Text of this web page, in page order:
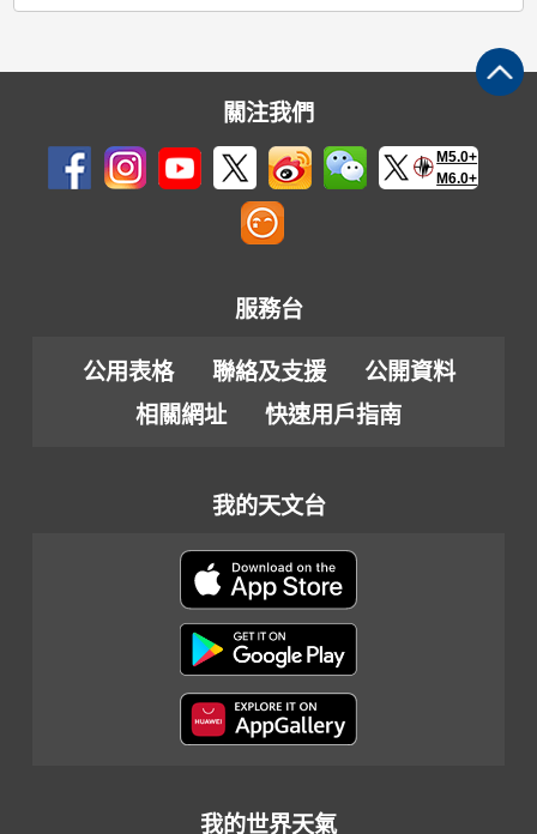
關注我們
M5.0+
M6.0+
服務台
公用表格 聯絡及支援
公開資料
相關網址
快速用戶指南
我的天文台
我的世界天氣